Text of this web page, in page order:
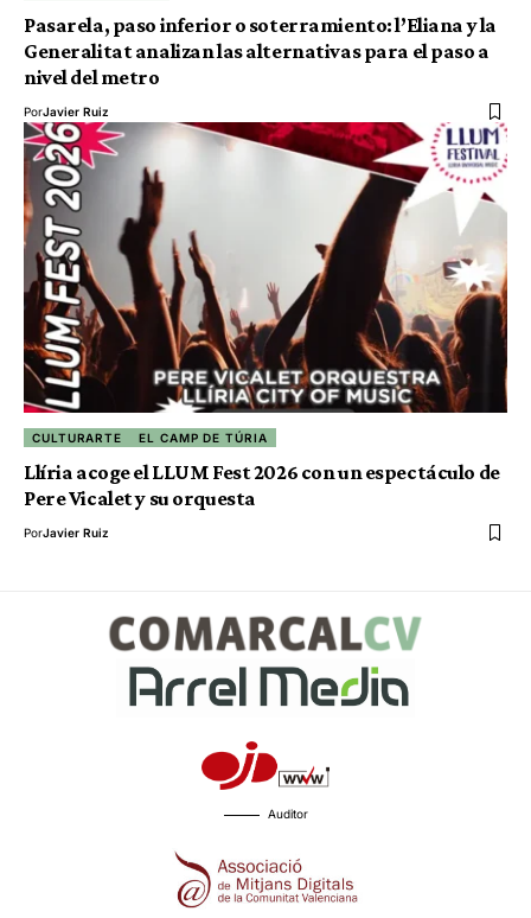
Pasarela, paso inferior o soterramiento: l’Eliana y la
Generalitat analizan las alternativas para el paso a
nivel del metro
PorJavier Ruiz
CULTURARTE EL CAMP DE TÚRIA
Llíria acoge el LLUM Fest 2026 con un espectáculo de
Pere Vicalet y su orquesta
PorJavier Ruiz
Auditor